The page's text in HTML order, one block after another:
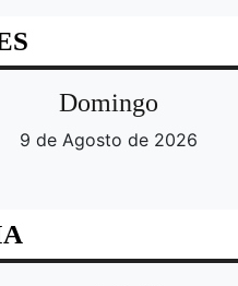
Domingo
9 de Agosto de 2026